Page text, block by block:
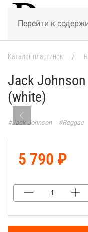
Перейти к
Каталог пластинок
Jack
(white)
#Jack Johnson #Reggae
5 790 ₽